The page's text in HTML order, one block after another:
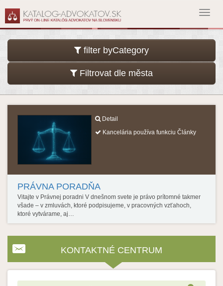
filter byCategory
Filtrovat dle města
Detail
Kancelária používa funkciu Články
PRÁVNA PORADŇA
Vitajte v Právnej poradni V dnešnom svete je právo prítomné takmer
všade – v zmluvách, ktoré podpisujeme, v pracovných vzťahoch,
ktoré vytvárame, aj…
KONTAKTNÉ CENTRUM